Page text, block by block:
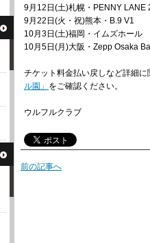
9月12日(土)札幌・PENNY LANE
9月22日(火・祝)熊本・B.9 V1
10月3日(土)福岡・イムズホール
10月5日(月)大阪・Zepp Osaka
チケット料金払い戻しなど詳細に
ル園」 をご確認ください。
ウルフルクラブ
前の記事へ